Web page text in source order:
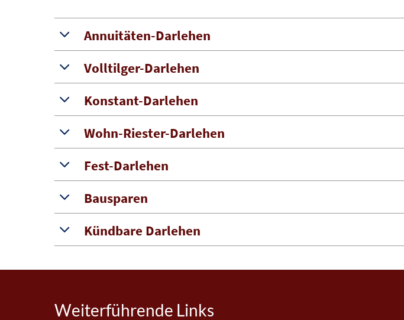
Annuitäten-Darlehen
Volltilger-Darlehen
Konstant-Darlehen
Wohn-Riester-Darlehen
Fest-Darlehen
Bausparen
Kündbare Darlehen
Weiterführende Links